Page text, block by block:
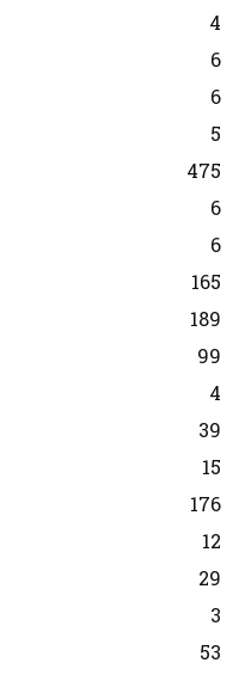
4
6
6
5
475
6
6
165
189
99
4
39
15
176
12
29
3
53